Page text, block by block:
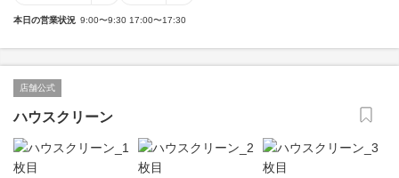
本日の営業状況 9:00〜9:30 17:00〜17:30
店舗公式
ハウスクリーン